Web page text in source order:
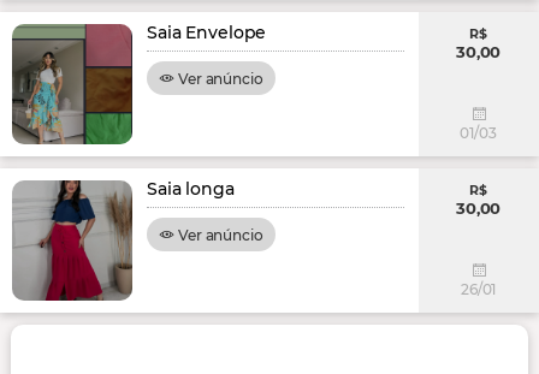
Saia Envelope
Ver anúncio
R$
30,00
01/03
Saia longa
Ver anúncio
R$
30,00
26/01